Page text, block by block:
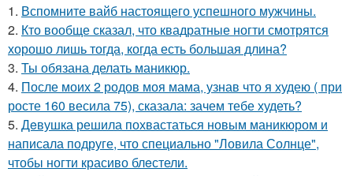
1. Вспомните вайб настоящего успешного мужчины.
2. Кто вообще сказал, что квадратные ногти смотрятся
хорошо лишь тогда, когда есть большая длина?
3. Ты обязана делать маникюр.
4. После моих 2 родов моя мама, узнав что я худею ( при
росте 160 весила 75), сказала: зачем тебе худеть?
5. Дeвушка решила похвастаться новым маникюром и
написала подруге, что специально "Ловила Солнце",
чтобы ногти красиво блeстели.